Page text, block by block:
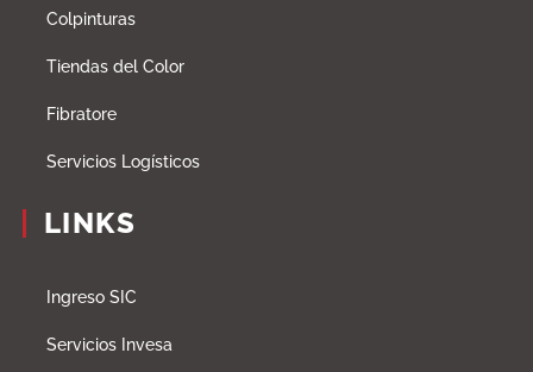
Colpinturas
Tiendas del Color
Fibratore
Servicios Logísticos
LINKS
Ingreso SIC
Servicios Invesa